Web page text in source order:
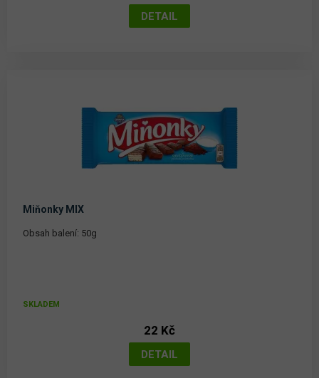
Miňonky MIX
Obsah balení: 50g
SKLADEM
22 Kč